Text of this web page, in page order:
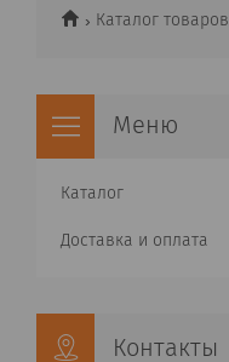
Каталог товаров
Каталог
Доставка и оплата
Контакты